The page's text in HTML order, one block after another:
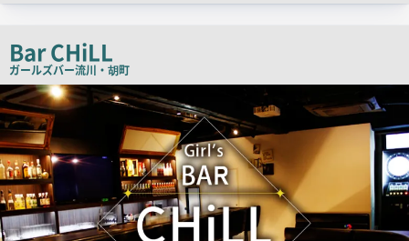
ピ
ー
Bar CHiLL
ガールズバー流川・胡町
店
舗
PR
画
像